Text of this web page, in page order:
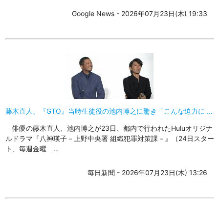
Google News - 2026年07月23日(木) 19:33
藤木直人、『GTO』当時生徒役の池内博之に驚き「こんな迫力に ...
俳優の藤木直人、池内博之が23日、都内で行われたHuluオリジナ
ルドラマ『八神瑛子－上野中央署 組織犯罪対策課－』（24日スター
ト、毎週金曜 …
毎日新聞 - 2026年07月23日(木) 13:26